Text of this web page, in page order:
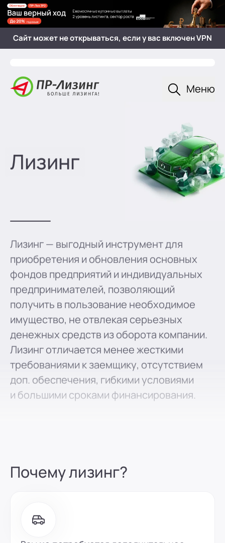
Сайт может не открываться, если у вас включен VPN
Меню
Главная
Лизинг
— продукты и
Лизинг — выгодный инструмент для
приобретения и обновления основных
фондов предприятий и индивидуальных
предпринимателей, позволяющий
получить в пользование необходимое
имущество, не отвлекая серьезных
денежных средств из оборота компании.
Лизинг отличается менее жесткими
требованиями к заемщику, отсутствием
доп. обеспечения, гибкими условиями
и большими сроками финансирования.
Почему лизинг?